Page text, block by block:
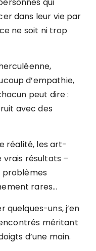
dans leur vie par
ne soit ni trop
d’empathie,
peut dire :
avec des
réalité, les art-
résultats –
problèmes
rares…
quelques-uns, j’en
méritant
d’une main.